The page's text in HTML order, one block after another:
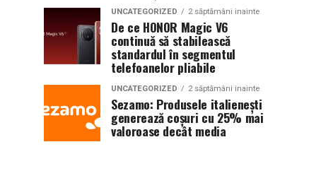
UNCATEGORIZED 2 săptămâni inainte
De ce HONOR Magic V6
continuă să stabilească
standardul în segmentul
telefoanelor pliabile
UNCATEGORIZED 2 săptămâni inainte
Sezamo: Produsele italienești
generează coșuri cu 25% mai
valoroase decât media